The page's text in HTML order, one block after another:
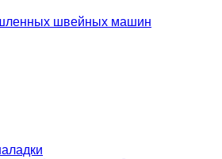
швейных машин